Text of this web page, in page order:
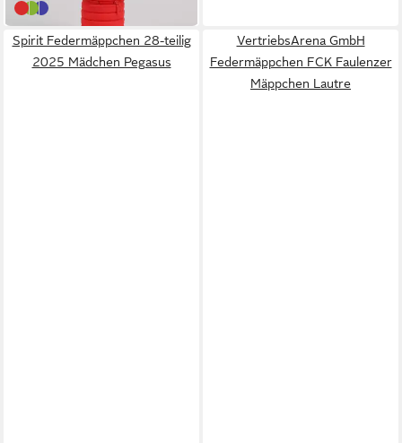
RotGrün
Blau
Spirit Federmäppchen 28-teilig
2025 Mädchen Pegasus
VertriebsArena GmbH
Federmäppchen FCK Faulenzer
Mäppchen Lautre